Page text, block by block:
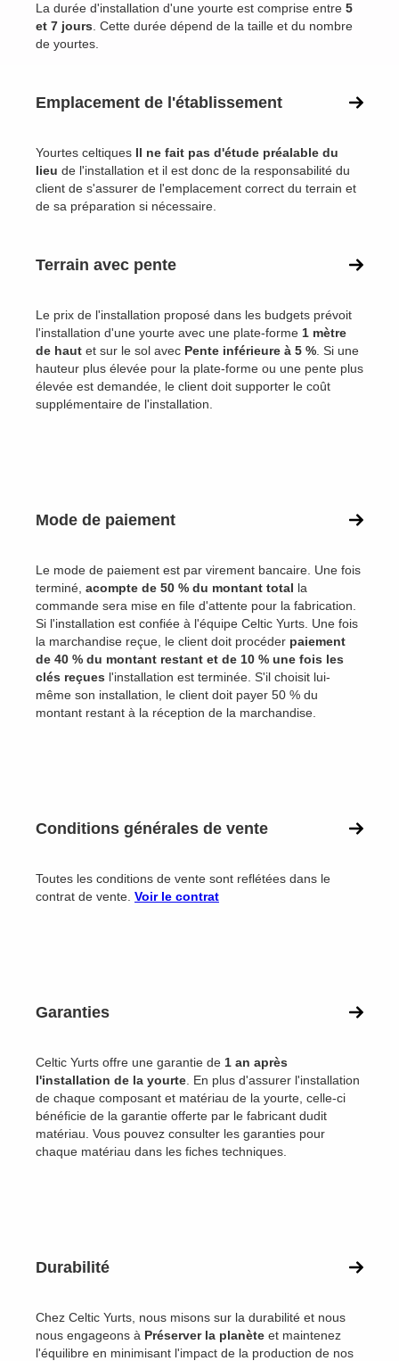
La durée d'installation d'une yourte est comprise entre 5
et 7 jours . Cette durée dépend de la taille et du nombre
de yourtes.
Emplacement de l'établissement
Yourtes celtiques Il ne fait pas d'étude préalable du
lieu de l'installation et il est donc de la responsabilité du
client de s'assurer de l'emplacement correct du terrain et
de sa préparation si nécessaire.
Terrain avec pente
Le prix de l'installation proposé dans les budgets prévoit
l'installation d'une yourte avec une plate-forme 1 mètre
de haut et sur le sol avec Pente inférieure à 5 % . Si une
hauteur plus élevée pour la plate-forme ou une pente plus
élevée est demandée, le client doit supporter le coût
supplémentaire de l'installation.
Mode de paiement
Le mode de paiement est par virement bancaire. Une fois
terminé, acompte de 50 % du montant total la
commande sera mise en file d'attente pour la fabrication.
Si l'installation est confiée à l'équipe Celtic Yurts. Une fois
la marchandise reçue, le client doit procéder paiement
de 40 % du montant restant et de 10 % une fois les
clés reçues l'installation est terminée. S'il choisit lui-
même son installation, le client doit payer 50 % du
montant restant à la réception de la marchandise.
Conditions générales de vente
Toutes les conditions de vente sont reflétées dans le
contrat de vente. Voir le contrat
Garanties
Celtic Yurts offre une garantie de 1 an après
l'installation de la yourte . En plus d'assurer l'installation
de chaque composant et matériau de la yourte, celle-ci
bénéficie de la garantie offerte par le fabricant dudit
matériau. Vous pouvez consulter les garanties pour
chaque matériau dans les fiches techniques.
Durabilité
Chez Celtic Yurts, nous misons sur la durabilité et nous
nous engageons à Préserver la planète et maintenez
l'équilibre en minimisant l'impact de la production de nos